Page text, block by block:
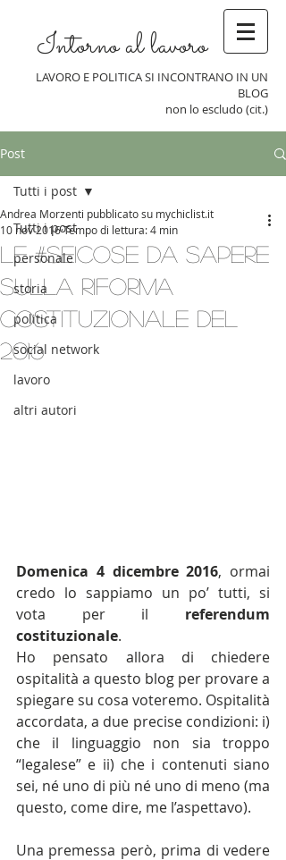
Intorno al lavoro
LAVORO E POLITICA SI INCONTRANO IN UN
BLOG
non lo escludo (cit.)
Post
Tutti i post
personale
storia
politica
social network
lavoro
altri autori
Tutti i post
Le #seicose da sapere
sulla riforma
costituzionale del
2016
Andrea Morzenti pubblicato su mychiclist.it
10 nov 2016Tempo di lettura: 4 min
Domenica 4 dicembre 2016, ormai
credo lo sappiamo un po’ tutti, si
vota per il referendum
costituzionale.
Ho pensato allora di chiedere
ospitalità a questo blog per provare a
spiegare su cosa voteremo. Ospitalità
accordata, a due precise condizioni: i)
che il linguaggio non sia troppo
“legalese” e ii) che i contenuti siano
sei, né uno di più né uno di meno (ma
questo, come dire, me l’aspettavo).